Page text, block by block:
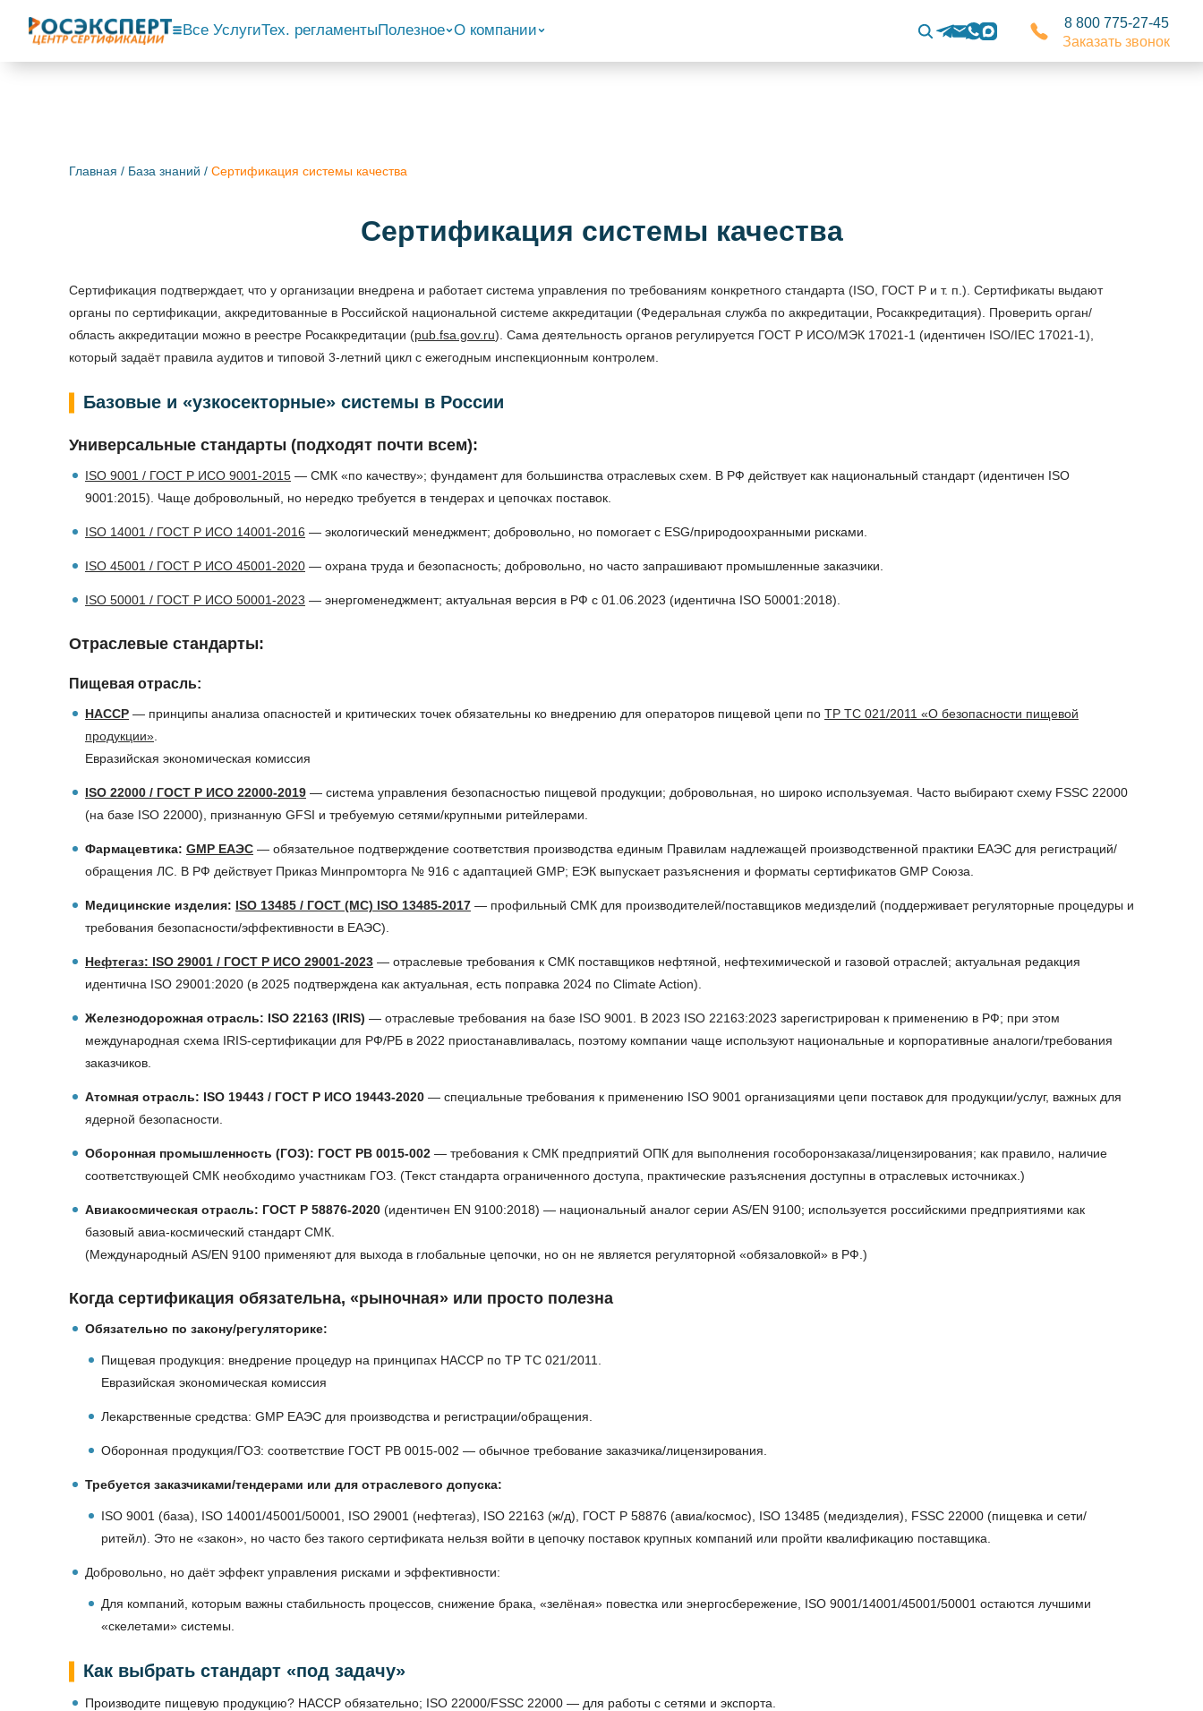
Все УслугиТех. регламенты Полезное О компании
8 800 775-27-45
Заказать звонок
Главная / База знаний / Cертификация системы качества
Cертификация системы качества
Сертификация подтверждает, что у организации внедрена и работает система управления по требованиям конкретного стандарта (ISO, ГОСТ Р и т. п.). Сертификаты выдают
органы по сертификации, аккредитованные в Российской национальной системе аккредитации (Федеральная служба по аккредитации, Росаккредитация). Проверить орган/
область аккредитации можно в реестре Росаккредитации (pub.fsa.gov.ru). Сама деятельность органов регулируется ГОСТ Р ИСО/МЭК 17021-1 (идентичен ISO/IEC 17021-1),
который задаёт правила аудитов и типовой 3-летний цикл с ежегодным инспекционным контролем.
Базовые и «узкосекторные» системы в России
Универсальные стандарты (подходят почти всем):
ISO 9001 / ГОСТ Р ИСО 9001-2015 — СМК «по качеству»; фундамент для большинства отраслевых схем. В РФ действует как национальный стандарт (идентичен ISO
9001:2015). Чаще добровольный, но нередко требуется в тендерах и цепочках поставок.
ISO 14001 / ГОСТ Р ИСО 14001-2016 — экологический менеджмент; добровольно, но помогает с ESG/природоохранными рисками.
ISO 45001 / ГОСТ Р ИСО 45001-2020 — охрана труда и безопасность; добровольно, но часто запрашивают промышленные заказчики.
ISO 50001 / ГОСТ Р ИСО 50001-2023 — энергоменеджмент; актуальная версия в РФ с 01.06.2023 (идентична ISO 50001:2018).
Отраслевые стандарты:
Пищевая отрасль:
HACCP — принципы анализа опасностей и критических точек обязательны ко внедрению для операторов пищевой цепи по ТР ТС 021/2011 «О безопасности пищевой
продукции»
Евразийская экономическая комиссия
ISO 22000 / ГОСТ Р ИСО 22000-2019 — система управления безопасностью пищевой продукции; добровольная, но широко используемая. Часто выбирают схему FSSC 22000
(на базе ISO 22000), признанную GFSI и требуемую сетями/крупными ритейлерами.
Фармацевтика: GMP ЕАЭС — обязательное подтверждение соответствия производства единым Правилам надлежащей производственной практики ЕАЭС для регистраций/
обращения ЛС. В РФ действует Приказ Минпромторга № 916 с адаптацией GMP; ЕЭК выпускает разъяснения и форматы сертификатов GMP Союза.
Медицинские изделия: ISO 13485 / ГОСТ (МС) ISO 13485-2017 — профильный СМК для производителей/поставщиков медизделий (поддерживает регуляторные процедуры и
требования безопасности/эффективности в ЕАЭС).
Нефтегаз: ISO 29001 / ГОСТ Р ИСО 29001-2023 — отраслевые требования к СМК поставщиков нефтяной, нефтехимической и газовой отраслей; актуальная редакция
идентична ISO 29001:2020 (в 2025 подтверждена как актуальная, есть поправка 2024 по Climate Action).
Железнодорожная отрасль: ISO 22163 (IRIS) — отраслевые требования на базе ISO 9001. В 2023 ISO 22163:2023 зарегистрирован к применению в РФ; при этом
международная схема IRIS-сертификации для РФ/РБ в 2022 приостанавливалась, поэтому компании чаще используют национальные и корпоративные аналоги/требования
заказчиков.
Атомная отрасль: ISO 19443 / ГОСТ Р ИСО 19443-2020 — специальные требования к применению ISO 9001 организациями цепи поставок для продукции/услуг, важных для
ядерной безопасности.
Оборонная промышленность (ГОЗ): ГОСТ РВ 0015-002 — требования к СМК предприятий ОПК для выполнения гособоронзаказа/лицензирования; как правило, наличие
соответствующей СМК необходимо участникам ГОЗ. (Текст стандарта ограниченного доступа, практические разъяснения доступны в отраслевых источниках.)
Авиакосмическая отрасль: ГОСТ Р 58876-2020 (идентичен EN 9100:2018) — национальный аналог серии AS/EN 9100; используется российскими предприятиями как
базовый авиа-космический стандарт СМК.
(Международный AS/EN 9100 применяют для выхода в глобальные цепочки, но он не является регуляторной «обязаловкой» в РФ.)
Когда сертификация обязательна, «рыночная» или просто полезна
Обязательно по закону/регуляторике:
Пищевая продукция: внедрение процедур на принципах HACCP по ТР ТС 021/2011.
Евразийская экономическая комиссия
Лекарственные средства: GMP ЕАЭС для производства и регистрации/обращения.
Оборонная продукция/ГОЗ: соответствие ГОСТ РВ 0015-002 — обычное требование заказчика/лицензирования.
Требуется заказчиками/тендерами или для отраслевого допуска:
ISO 9001 (база), ISO 14001/45001/50001, ISO 29001 (нефтегаз), ISO 22163 (ж/д), ГОСТ Р 58876 (авиа/космос), ISO 13485 (медизделия), FSSC 22000 (пищевка и сети/
ритейл). Это не «закон», но часто без такого сертификата нельзя войти в цепочку поставок крупных компаний или пройти квалификацию поставщика.
Добровольно, но даёт эффект управления рисками и эффективности:
Для компаний, которым важны стабильность процессов, снижение брака, «зелёная» повестка или энергосбережение, ISO 9001/14001/45001/50001 остаются лучшими
«скелетами» системы.
Как выбрать стандарт «под задачу»
Производите пищевую продукцию? HACCP обязательно; ISO 22000/FSSC 22000 — для работы с сетями и экспорта.